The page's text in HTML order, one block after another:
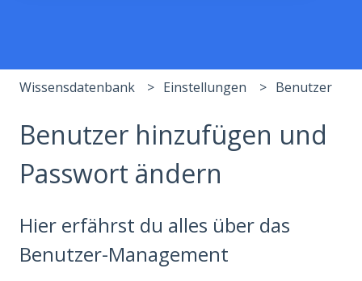
Wissensdatenbank Einstellungen Benutzer
Benutzer hinzufügen und
Passwort ändern
Hier erfährst du alles über das
Benutzer-Management